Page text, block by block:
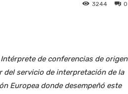
0
3244
de conferencias de origen
del servicio de interpretación de la
Europea donde desempeñó este